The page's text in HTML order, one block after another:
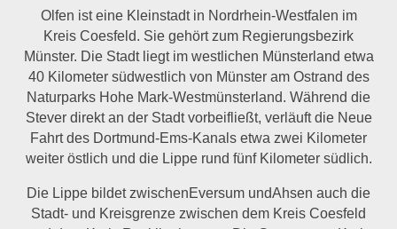
Olfen ist eine Kleinstadt in Nordrhein-Westfalen im
Kreis Coesfeld. Sie gehört zum Regierungsbezirk
Münster. Die Stadt liegt im westlichen Münsterland etwa
40 Kilometer südwestlich von Münster am Ostrand des
Naturparks Hohe Mark-Westmünsterland. Während die
Stever direkt an der Stadt vorbeifließt, verläuft die Neue
Fahrt des Dortmund-Ems-Kanals etwa zwei Kilometer
weiter östlich und die Lippe rund fünf Kilometer südlich.
Die Lippe bildet zwischenEversum undAhsen auch die
Stadt- und Kreisgrenze zwischen dem Kreis Coesfeld